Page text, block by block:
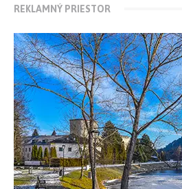
REKLAMNÝ PRIESTOR